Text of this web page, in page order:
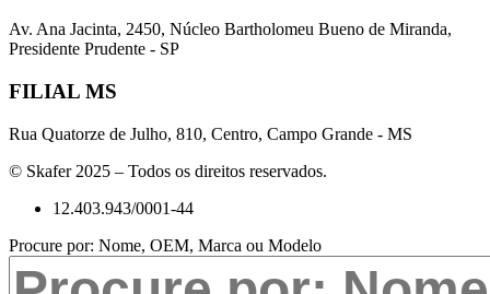
Av. Ana Jacinta, 2450, Núcleo Bartholomeu Bueno de Miranda,
Presidente Prudente - SP
FILIAL MS
Rua Quatorze de Julho, 810, Centro, Campo Grande - MS
© Skafer 2025 – Todos os direitos reservados.
12.403.943/0001-44
Procure por: Nome, OEM, Marca ou Modelo